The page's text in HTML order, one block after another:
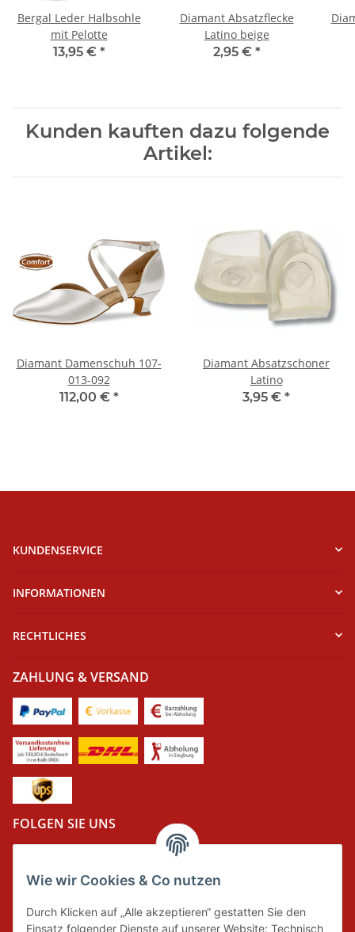
Wie wir Cookies & Co nutzen
Durch Klicken auf „Alle akzeptieren“ gestatten Sie den
Einsatz folgender Dienste auf unserer Website: Technisch
Bergal Leder Halbsohle
mit Pelotte
13,95 € *
Diamant Absatzflecke
Latino beige
2,95 € *
Kunden kauften dazu folgende
Artikel:
Diamant Damenschuh 107-
013-092
112,00 € *
Diamant Absatzschoner
Latino
3,95 € *
KUNDENSERVICE
INFORMATIONEN
RECHTLICHES
ZAHLUNG & VERSAND
FOLGEN SIE UNS
Wir tragen Verantwortung und erfüllen unsere